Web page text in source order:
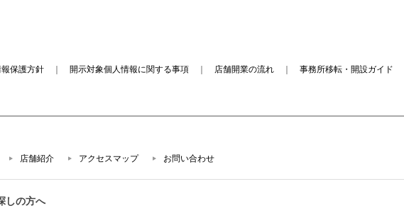
保護方針 開示対象個人情報に関する事項 店舗開業の流れ 事務所移転・開設ガイド
店舗紹介 アクセスマップ お問い合わせ
しの方へ